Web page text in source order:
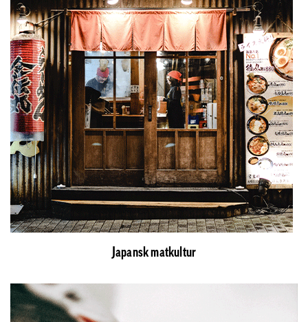
Japansk matkultur